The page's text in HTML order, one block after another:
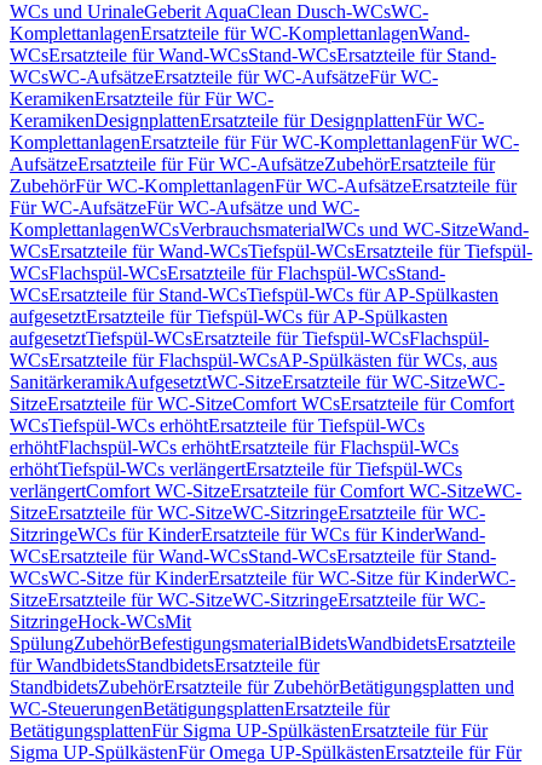
WCs und UrinaleGeberit AquaClean Dusch-WCsWC-
KomplettanlagenErsatzteile für WC-KomplettanlagenWand-
WCsErsatzteile für Wand-WCsStand-WCsErsatzteile für Stand-
WCsWC-AufsätzeErsatzteile für WC-AufsätzeFür WC-
KeramikenErsatzteile für Für WC-
KeramikenDesignplattenErsatzteile für DesignplattenFür WC-
KomplettanlagenErsatzteile für Für WC-KomplettanlagenFür WC-
AufsätzeErsatzteile für Für WC-AufsätzeZubehörErsatzteile für
ZubehörFür WC-KomplettanlagenFür WC-AufsätzeErsatzteile für
Für WC-AufsätzeFür WC-Aufsätze und WC-
KomplettanlagenWCsVerbrauchsmaterialWCs und WC-SitzeWand-
WCsErsatzteile für Wand-WCsTiefspül-WCsErsatzteile für Tiefspül-
WCsFlachspül-WCsErsatzteile für Flachspül-WCsStand-
WCsErsatzteile für Stand-WCsTiefspül-WCs für AP-Spülkasten
aufgesetztErsatzteile für Tiefspül-WCs für AP-Spülkasten
aufgesetztTiefspül-WCsErsatzteile für Tiefspül-WCsFlachspül-
WCsErsatzteile für Flachspül-WCsAP-Spülkästen für WCs, aus
SanitärkeramikAufgesetztWC-SitzeErsatzteile für WC-SitzeWC-
SitzeErsatzteile für WC-SitzeComfort WCsErsatzteile für Comfort
WCsTiefspül-WCs erhöhtErsatzteile für Tiefspül-WCs
erhöhtFlachspül-WCs erhöhtErsatzteile für Flachspül-WCs
erhöhtTiefspül-WCs verlängertErsatzteile für Tiefspül-WCs
verlängertComfort WC-SitzeErsatzteile für Comfort WC-SitzeWC-
SitzeErsatzteile für WC-SitzeWC-SitzringeErsatzteile für WC-
SitzringeWCs für KinderErsatzteile für WCs für KinderWand-
WCsErsatzteile für Wand-WCsStand-WCsErsatzteile für Stand-
WCsWC-Sitze für KinderErsatzteile für WC-Sitze für KinderWC-
SitzeErsatzteile für WC-SitzeWC-SitzringeErsatzteile für WC-
SitzringeHock-WCsMit
SpülungZubehörBefestigungsmaterialBidetsWandbidetsErsatzteile
für WandbidetsStandbidetsErsatzteile für
StandbidetsZubehörErsatzteile für ZubehörBetätigungsplatten und
WC-SteuerungenBetätigungsplattenErsatzteile für
BetätigungsplattenFür Sigma UP-SpülkästenErsatzteile für Für
Sigma UP-SpülkästenFür Omega UP-SpülkästenErsatzteile für Für